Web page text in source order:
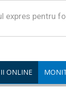
expres pentru
ONLINE